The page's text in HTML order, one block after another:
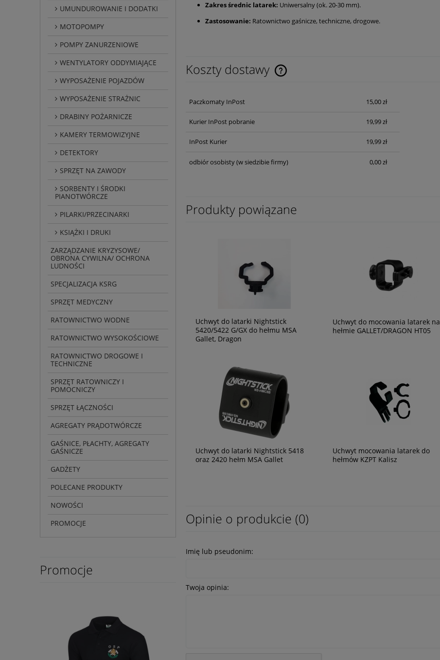
UMUNDUROWANIE I DODATKI
MOTOPOMPY
POMPY ZANURZENIOWE
WENTYLATORY ODDYMIAJĄCE
WYPOSAŻENIE POJAZDÓW
WYPOSAŻENIE STRAŻNIC
DRABINY POŻARNICZE
KAMERY TERMOWIZYJNE
DETEKTORY
SPRZĘT NA ZAWODY
SORBENTY I ŚRODKI
PIANOTWÓRCZE
PILARKI/PRZECINARKI
KSIĄŻKI I DRUKI
ZARZĄDZANIE KRYZYSOWE/
OBRONA CYWILNA/ OCHRONA
LUDNOŚCI
SPECJALIZACJA KSRG
SPRZĘT MEDYCZNY
RATOWNICTWO WODNE
RATOWNICTWO WYSOKOŚCIOWE
RATOWNICTWO DROGOWE I
TECHNICZNE
SPRZĘT RATOWNICZY I
POMOCNICZY
SPRZĘT ŁĄCZNOŚCI
AGREGATY PRĄDOTWÓRCZE
GAŚNICE, PŁACHTY, AGREGATY
GAŚNICZE
GADŻETY
POLECANE PRODUKTY
NOWOŚCI
PROMOCJE
Promocje
Zakres średnic latarek: Uniwersalny (ok.20-30 mm).
Zastosowanie: Ratownictwo gaśnicze, techniczne, drogowe.
Koszty dostawy
Paczkomaty InPost 15,00 zł
Kurier InPost pobranie 19,99 zł
InPost Kurier 19,99 zł
odbiór osobisty(w siedzibie firmy) 0,00 zł
Produkty powiązane
Uchwyt do latarki Nightstick
5420/5422 G/GX do hełmu MSA
Gallet, Dragon
Uchwyt do mocowania latarek na
hełmie GALLET/DRAGON HT05
Uchwyt do latarki Nightstick 5418
oraz 2420 hełm MSA Gallet
Uchwyt mocowania latarek do
hełmów KZPT Kalisz
Opinie o produkcie (0)
Imię lub pseudonim:
Twoja opinia: